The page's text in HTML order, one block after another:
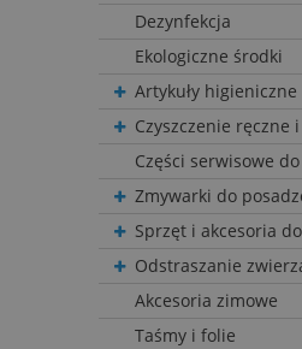
Dezynfekcja
Ekologiczne środki
Artykuły higieniczne
Czyszczenie ręczne i
Części serwisowe
Zmywarki do
Sprzęt i akcesoria
Odstraszanie
Akcesoria zimowe
Taśmy i folie